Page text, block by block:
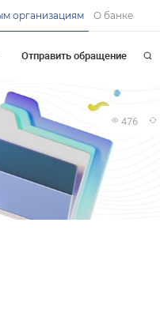
организациям О банке
Отправить обращение
476